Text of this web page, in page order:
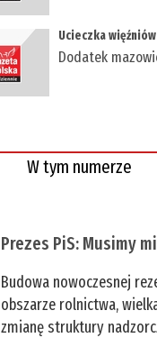
​Ucieczka
Dodatek
W tym numerze
Prezes PiS: Musimy
Budowa nowoczesnej
obszarze rolnictwa,
zmianę struktury